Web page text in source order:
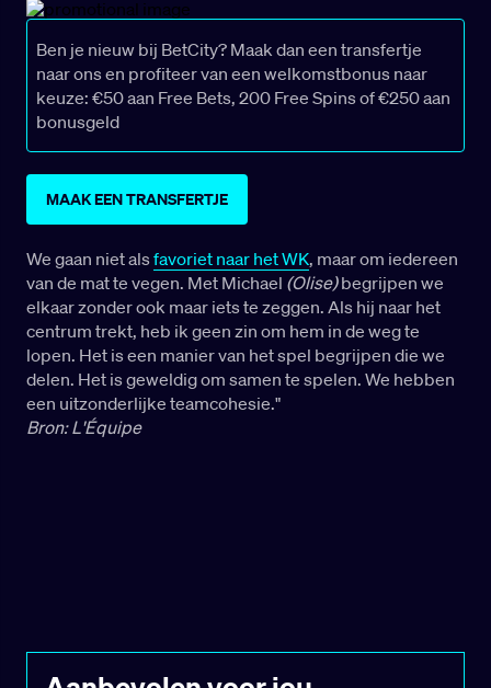
Ben je nieuw bij BetCity? Maak dan een transfertje
naar ons en profiteer van een welkomstbonus naar
keuze: €50 aan Free Bets, 200 Free Spins of €250 aan
bonusgeld
MAAK EEN TRANSFERTJE
We gaan niet alsfavoriet naar het WK, maar om iedereen
van de mat te vegen. Met Michael (Olise)begrijpen we
elkaar zonder ook maar iets te zeggen. Als hij naar het
centrum trekt, heb ik geen zin om hem in de weg te
lopen. Het is een manier van het spel begrijpen die we
delen. Het is geweldig om samen te spelen. We hebben
een uitzonderlijke teamcohesie."
Bron: L'Équipe